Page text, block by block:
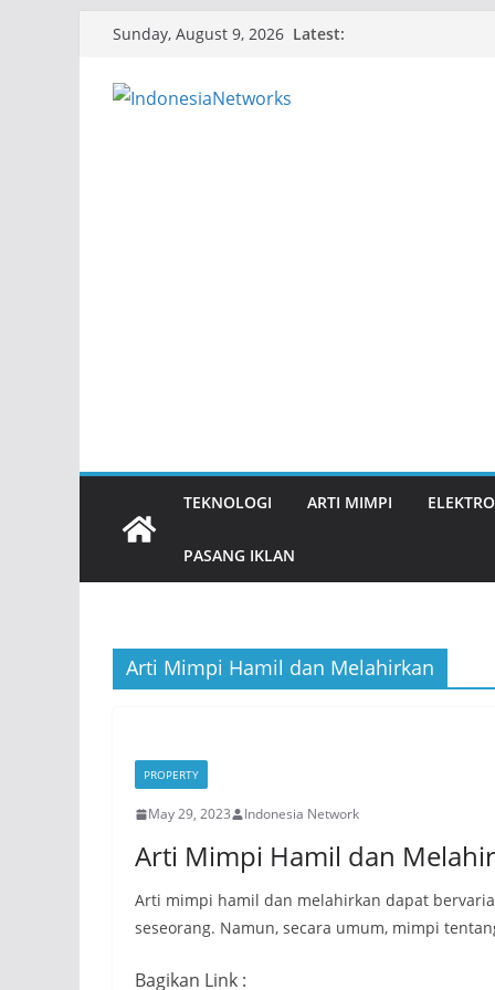
content
Sunday, August 9, 2026 Latest:
TEKNOLOGI ARTI MIMPI
PASANG IKLAN
Arti Mimpi Hamil dan Melahirkan
PROPERTY
May 29, 2023 Indonesia Network
Arti Mimpi Hamil dan
Arti mimpi hamil dan melahirkan dapat
seseorang. Namun, secara umum, mimpi
Bagikan Link :